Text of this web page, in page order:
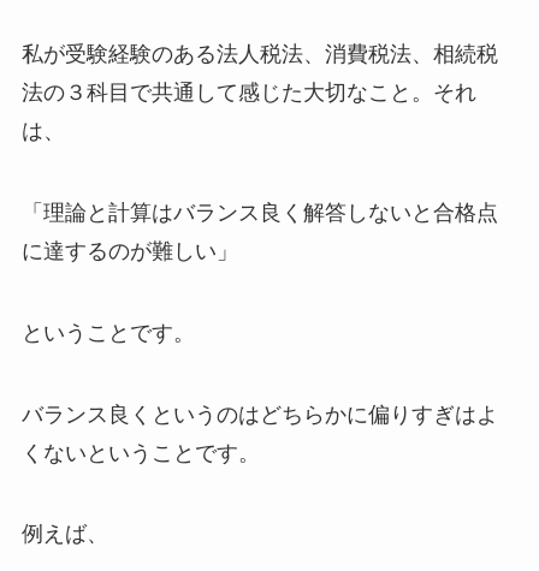
私が受験経験のある法人税法、消費税法、相続税
法の３科目で共通して感じた大切なこと。それ
は、
「理論と計算はバランス良く解答しないと合格点
に達するのが難しい」
ということです。
バランス良くというのはどちらかに偏りすぎはよ
くないということです。
例えば、